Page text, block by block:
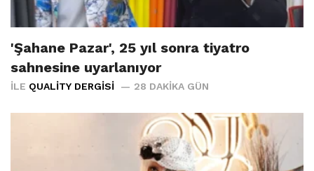
'Şahane Pazar', 25 yıl sonra tiyatro
sahnesine uyarlanıyor
İLE QUALITY DERGISI 28 DAKIKA GÜN